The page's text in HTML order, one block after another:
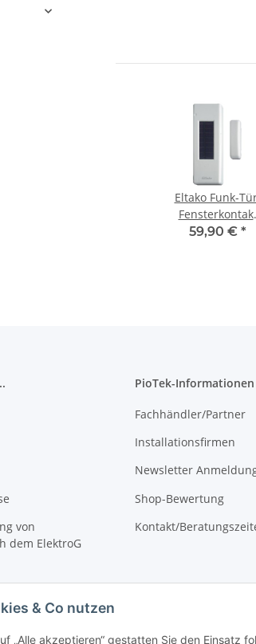
& Co nutzen
„Alle akzeptieren“ gestatten Sie den Einsatz
Eltako Funk-
mit Batterie und
59,90 € *
von
dem ElektroG
PioTek-Informationen
Fachhändler/Partner
Installationsfirmen
Newsletter
Shop-Bewertung
Kontakt/